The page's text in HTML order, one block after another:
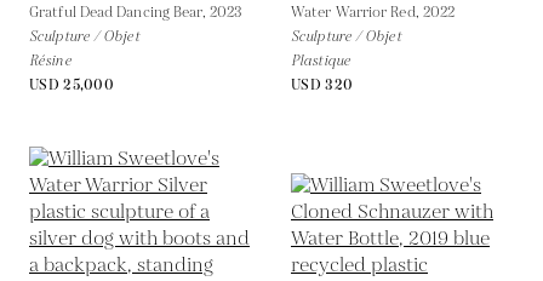
Gratful Dead Dancing Bear, 2023
Sculpture / Objet
Résine
USD 25,000
Water Warrior Red, 2022
Sculpture / Objet
Plastique
USD 320